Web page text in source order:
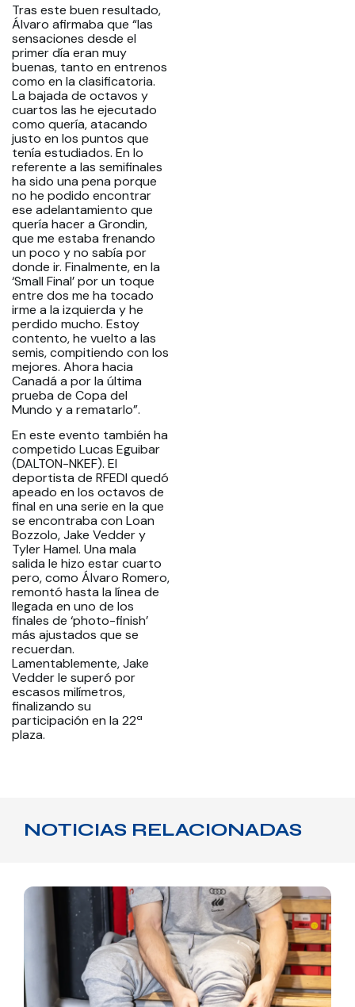
Tras este buen resultado,
Álvaro afirmaba que “las
sensaciones desde el
primer día eran muy
buenas, tanto en entrenos
como en la clasificatoria.
La bajada de octavos y
cuartos las he ejecutado
como quería, atacando
justo en los puntos que
tenía estudiados. En lo
referente a las semifinales
ha sido una pena porque
no he podido encontrar
ese adelantamiento que
quería hacer a Grondin,
que me estaba frenando
un poco y no sabía por
donde ir. Finalmente, en la
‘Small Final’ por un toque
entre dos me ha tocado
irme a la izquierda y he
perdido mucho. Estoy
contento, he vuelto a las
semis, compitiendo con los
mejores. Ahora hacia
Canadá a por la última
prueba de Copa del
Mundo y a rematarlo”.
En este evento también ha
competido Lucas Eguibar
(DALTON-NKEF). El
deportista de RFEDI quedó
apeado en los octavos de
final en una serie en la que
se encontraba con Loan
Bozzolo, Jake Vedder y
Tyler Hamel. Una mala
salida le hizo estar cuarto
pero, como Álvaro Romero,
remontó hasta la línea de
llegada en uno de los
finales de ‘photo-finish’
más ajustados que se
recuerdan.
Lamentablemente, Jake
Vedder le superó por
escasos milímetros,
finalizando su
participación en la 22ª
plaza.
NOTICIAS RELACIONADAS